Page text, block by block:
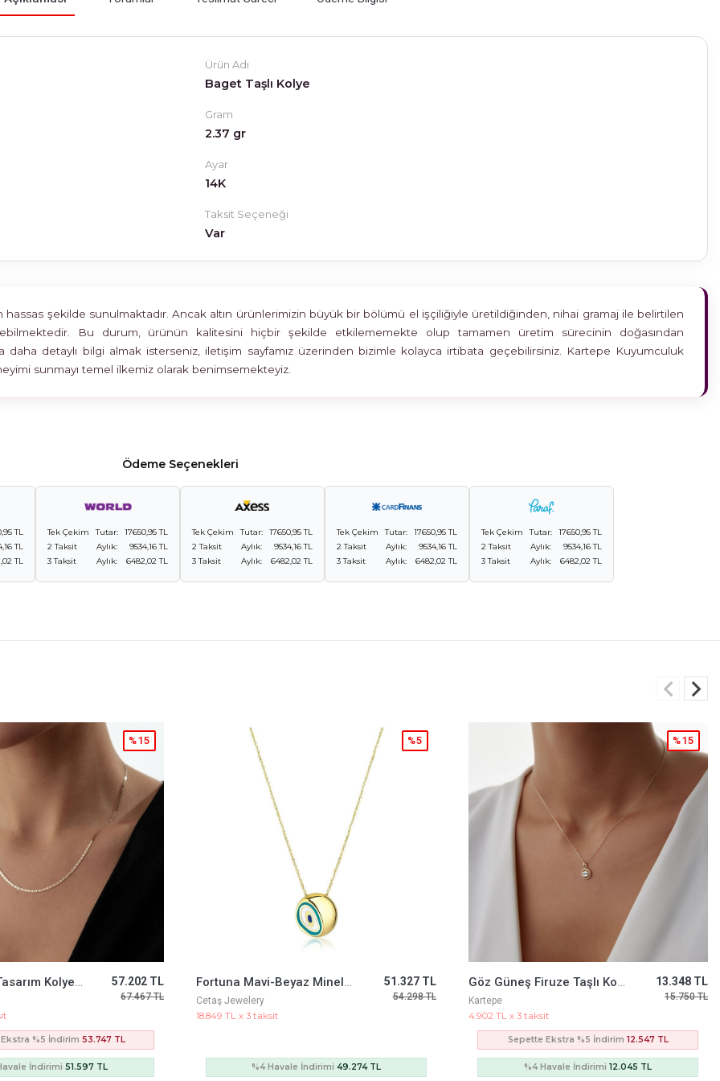
Ürün Adı
Baget Taşlı Kolye
Gram
2.37 gr
Ayar
14K
Taksit Seçeneği
Var
şekilde sunulmaktadır. Ancak altın ürünlerimizin büyük bir bölümü el işçiliğiyle üretildiğinden, nihai gramaj ile belirtilen
Bu durum, ürünün kalitesini hiçbir şekilde etkilememekte olup tamamen üretim sürecinin doğasından
daha detaylı bilgi almak isterseniz, iletişim sayfamız üzerinden bizimle kolayca irtibata geçebilirsiniz. Kartepe Kuyumculuk
sunmayı temel ilkemiz olarak benimsemekteyiz.
Ödeme Seçenekleri
TL
TL
TL
Tek Çekim Tutar:
17650,95 TL
2 Taksit
Aylık:
9534,16 TL
3 Taksit
Aylık: 6482,02 TL
Tek Çekim Tutar:
17650,95 TL
2 Taksit
Aylık:
9534,16 TL
3 Taksit
Aylık: 6482,02 TL
Tek Çekim Tutar:
17650,95 TL
2 Taksit
Aylık:
9534,16 TL
3 Taksit
Aylık: 6482,02 TL
Tek Çekim Tutar:
17650,95 TL
2 Taksit
Aylık:
9534,16 TL
3 Taksit
Aylık: 6482,02 TL
Fortuna Mavi-Beyaz Mineli Kolye 51.327 TL
54.298 TL
%5
İndirimi 49.274 TL
Göz Güneş Firuze Taşlı Kolye
Kartepe
4.902 TL x 3 taksit
13.348 TL
15.750 TL
%15
%4 Havale İndirimi12.045 TL
Eterna Kolye
Cetaş Jewelery
76.908 TL x 3 taksit
209.426 TL
221.447 TL
%5
%4 Havale İndirimi201.049 TL